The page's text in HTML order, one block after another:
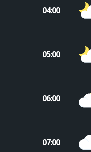
04:00
05:00
06:00
07:00